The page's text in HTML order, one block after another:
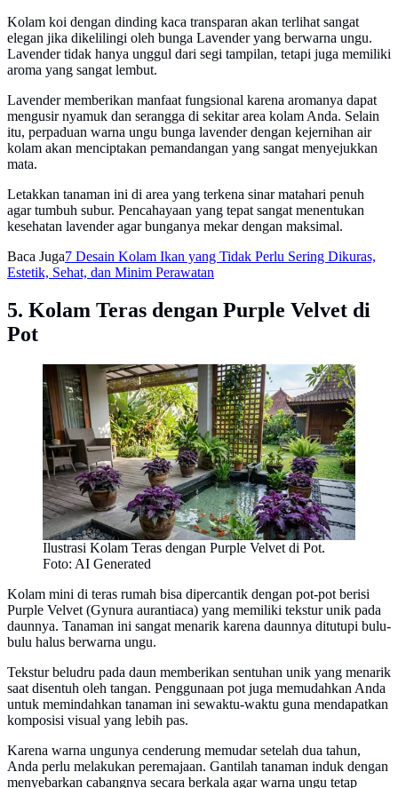
Kolam koi dengan dinding kaca transparan akan terlihat sangat
elegan jika dikelilingi oleh bunga Lavender yang berwarna ungu.
Lavender tidak hanya unggul dari segi tampilan, tetapi juga memiliki
aroma yang sangat lembut.
Lavender memberikan manfaat fungsional karena aromanya dapat
mengusir nyamuk dan serangga di sekitar area kolam Anda. Selain
itu, perpaduan warna ungu bunga lavender dengan kejernihan air
kolam akan menciptakan pemandangan yang sangat menyejukkan
mata.
Letakkan tanaman ini di area yang terkena sinar matahari penuh
agar tumbuh subur. Pencahayaan yang tepat sangat menentukan
kesehatan lavender agar bunganya mekar dengan maksimal.
Baca Juga7 Desain Kolam Ikan yang Tidak Perlu Sering Dikuras,
Estetik, Sehat, dan Minim Perawatan
5. Kolam Teras dengan Purple Velvet di
Pot
Ilustrasi Kolam Teras dengan Purple Velvet di Pot.
Foto: AI Generated
Kolam mini di teras rumah bisa dipercantik dengan pot-pot berisi
Purple Velvet (Gynura aurantiaca) yang memiliki tekstur unik pada
daunnya. Tanaman ini sangat menarik karena daunnya ditutupi bulu-
bulu halus berwarna ungu.
Tekstur beludru pada daun memberikan sentuhan unik yang menarik
saat disentuh oleh tangan. Penggunaan pot juga memudahkan Anda
untuk memindahkan tanaman ini sewaktu-waktu guna mendapatkan
komposisi visual yang lebih pas.
Karena warna ungunya cenderung memudar setelah dua tahun,
Anda perlu melakukan peremajaan. Gantilah tanaman induk dengan
menyebarkan cabangnya secara berkala agar warna ungu tetap